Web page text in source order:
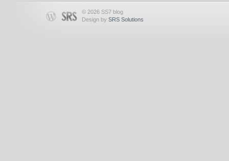
© 2026 SS7 blog
Design by SRS Solutions